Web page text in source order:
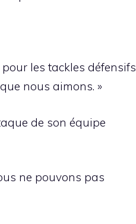
les tackles défensifs
nous aimons. »
de son équipe
ne pouvons pas